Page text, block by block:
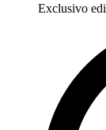
Exclusivo